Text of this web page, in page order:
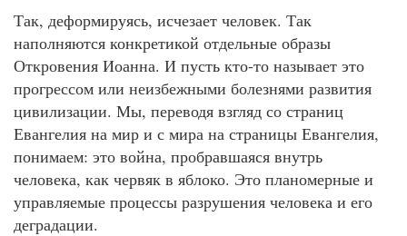
Так, деформируясь, исчезает человек. Так
наполняются конкретикой отдельные образы
Откровения Иоанна. И пусть кто-то называет это
прогрессом или неизбежными болезнями развития
цивилизации. Мы, переводя взгляд со страниц
Евангелия на мир и с мира на страницы Евангелия,
понимаем: это война, пробравшаяся внутрь
человека, как червяк в яблоко. Это планомерные и
управляемые процессы разрушения человека и его
деградации.